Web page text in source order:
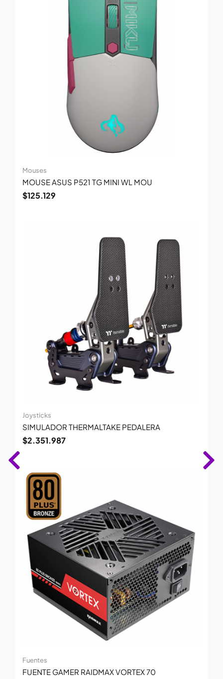
Mouses
MOUSE ASUS P521 TG MINI WL MOU
$125.129
Joysticks
SIMULADOR THERMALTAKE PEDALERA
$2.351.987
Fuentes
FUENTE GAMER RAIDMAX VORTEX 70